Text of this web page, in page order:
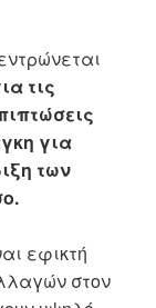
τις
για
των
εφικτή
στον